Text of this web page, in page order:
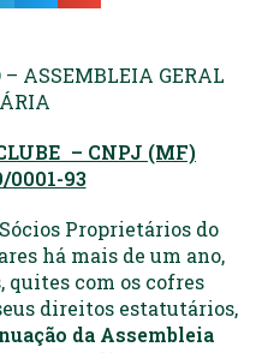
– ASSEMBLEIA GERAL
– CNPJ (MF)
0001-93
Proprietários do
há mais de um ano,
quites com os cofres
direitos estatutários,
da Assembleia